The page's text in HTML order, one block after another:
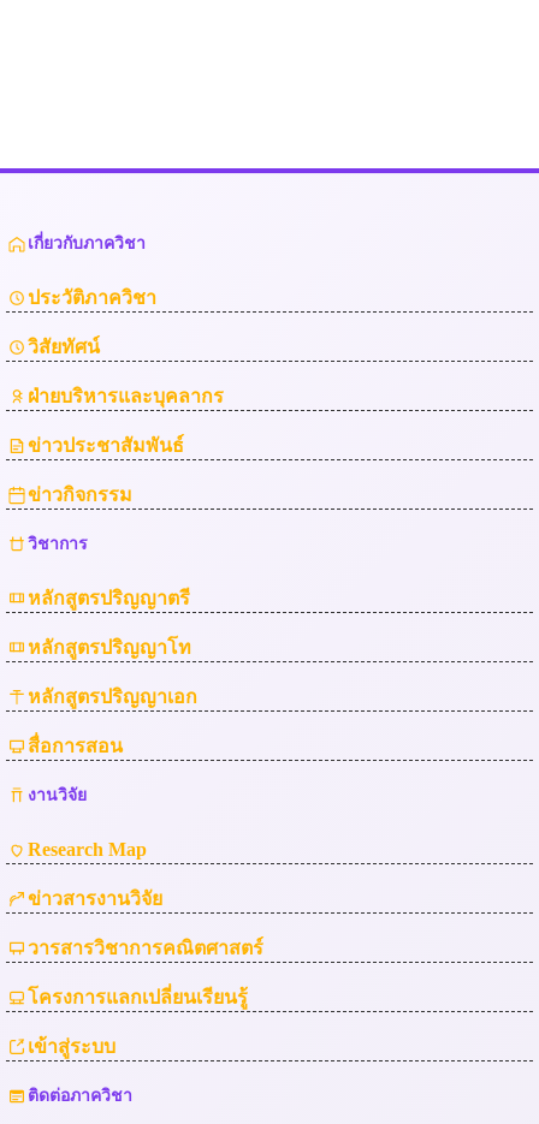
เกี่ยวกับภาควิชา
ประวัติภาควิชา
วิสัยทัศน์
ฝ่ายบริหารและบุคลากร
ข่าวประชาสัมพันธ์
ข่าวกิจกรรม
วิชาการ
หลักสูตรปริญญาตรี
หลักสูตรปริญญาโท
หลักสูตรปริญญาเอก
สื่อการสอน
งานวิจัย
Research Map
ข่าวสารงานวิจัย
วารสารวิชาการคณิตศาสตร์
โครงการแลกเปลี่ยนเรียนรู้
เข้าสู่ระบบ
ติดต่อภาควิชา